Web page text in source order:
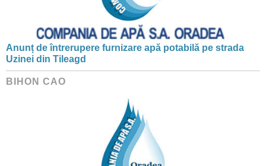
Anunț de întrerupere furnizare apă potabilă pe strada
Uzinei din Tileagd
BIHON CAO